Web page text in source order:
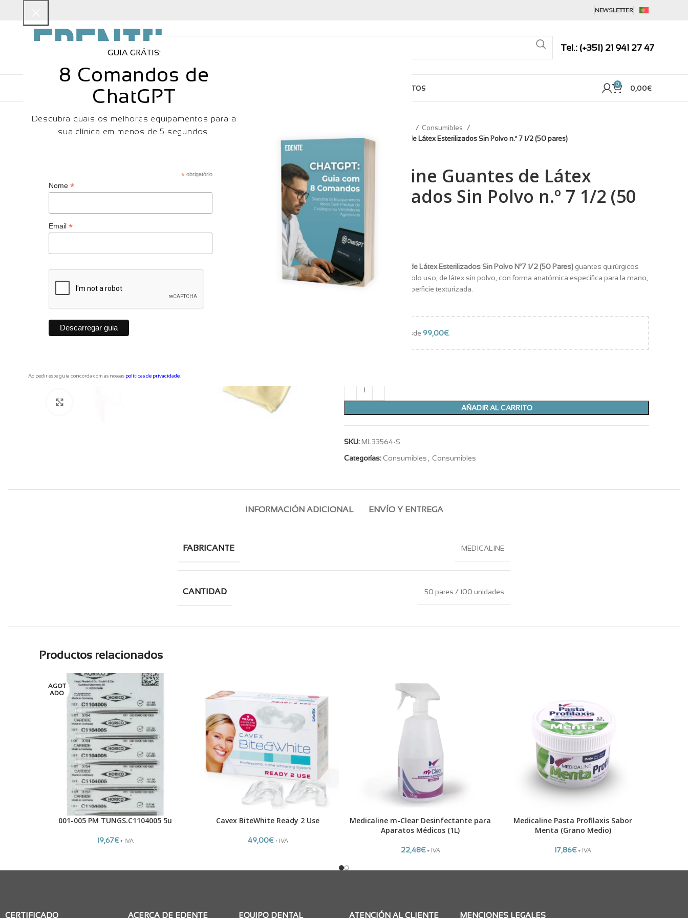
GUIA GRÁTIS:
8 Comandos de
ChatGPT
Descubra quais os melhores equipamentos para a
sua clínica em menos de 5 segundos.
*obrigatório
Nome *
Email *
Ao pedir este guia concorda com as nossas políticas de privacidade
NEWSLETTER
Tel.: (+351) 21 941 27 47
EQUIPAMENTOS CONSUMIBLES CONTACTOS
0
0,00€
Consumibles
Medicaline Guantes de Látex Esterilizados Sin Polvo n.º 7 1/2 (50 pares)
Medicaline Guantes de Látex
Esterilizados Sin Polvo n.º 7 1/2 (50
pares)
41,63
Medicaline Guantes de Látex Esterilizados Sin Polvo Nº7 1/2 (50 Pares)guantes quirúrgicos
esterilizados de un solo uso, de látex sin polvo, con forma anatómica específica para la mano,
puño moldeado y superficie texturizada.
Envío gratuito desde 99,00€.
AÑADIR AL CARRITO
SKU:ML33564-S
Categorías:Consumibles Consumibles
INFORMACIÓN ADICIONAL ENVÍO Y ENTREGA
FABRICANTE MEDICALINE
CANTIDAD 50 pares / 100 unidades
Productos relacionados
AGOT
ADO
LEER MÁS
001-005 PM TUNGS.C1104005 5u
19,67€ + IVA
AÑADIR AL CARRITO
Cavex BiteWhite Ready 2 Use
49,00€ + IVA
AÑADIR AL CARRITO
Medicaline m-Clear Desinfectante para
Aparatos Médicos (1L)
22,48€ + IVA
AÑADIR AL CARRITO
Medicaline Pasta Profilaxis Sabor
Menta (Grano Medio)
17,86€ + IVA
CERTIFICADO ACERCA DE EDENTE EQUIPO DENTAL ATENCIÓN AL CLIENTE MENCIONES LEGALES